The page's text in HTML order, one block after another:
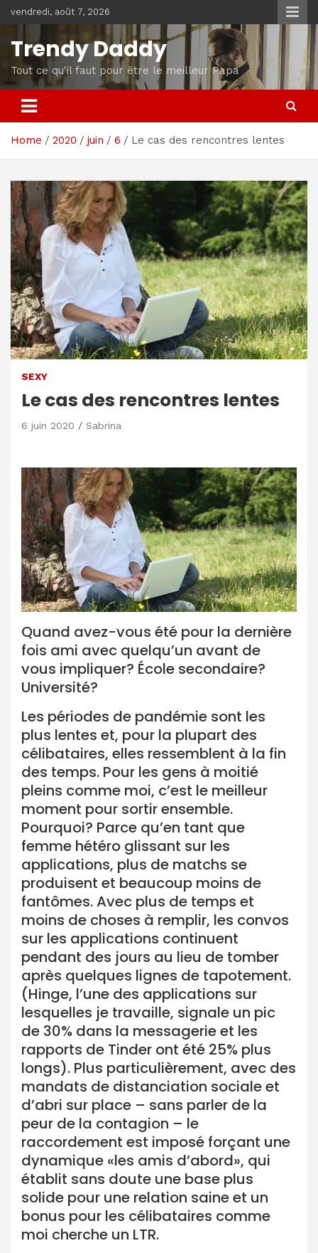
to
content
vendredi, août 7, 2026
Trendy Daddy
Tout ce qu'il faut pour être le meilleur Papa
Home 2020 juin 6 Le cas des rencontres lentes
SEXY
Le cas des rencontres lentes
6 juin 2020 Sabrina
Quand avez-vous été pour la dernière
fois ami avec quelqu’un avant de
vous impliquer? École secondaire?
Université?
Les périodes de pandémie sont les
plus lentes et, pour la plupart des
célibataires, elles ressemblent à la fin
des temps. Pour les gens à moitié
pleins comme moi, c’est le meilleur
moment pour sortir ensemble.
Pourquoi? Parce qu’en tant que
femme hétéro glissant sur les
applications, plus de matchs se
produisent et beaucoup moins de
fantômes. Avec plus de temps et
moins de choses à remplir, les convos
sur les applications continuent
pendant des jours au lieu de tomber
après quelques lignes de tapotement.
(Hinge, l’une des applications sur
lesquelles je travaille, signale un pic
de 30% dans la messagerie et les
rapports de Tinder ont été 25% plus
longs). Plus particulièrement, avec des
mandats de distanciation sociale et
d’abri sur place – sans parler de la
peur de la contagion – le
raccordement est imposé forçant une
dynamique «les amis d’abord», qui
établit sans doute une base plus
solide pour une relation saine et un
bonus pour les célibataires comme
moi cherche un LTR.